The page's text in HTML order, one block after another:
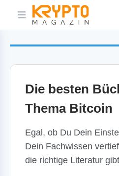
Die besten
Thema Bitcoin
Egal, ob Du Dein
Dein Fachwissen
die richtige Literatur